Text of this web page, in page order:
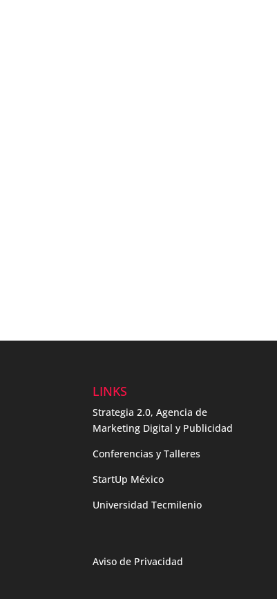
LINKS
Strategia 2.0, Agencia de
Marketing Digital y Publicidad
Conferencias y Talleres
StartUp México
Universidad Tecmilenio
Aviso de Privacidad